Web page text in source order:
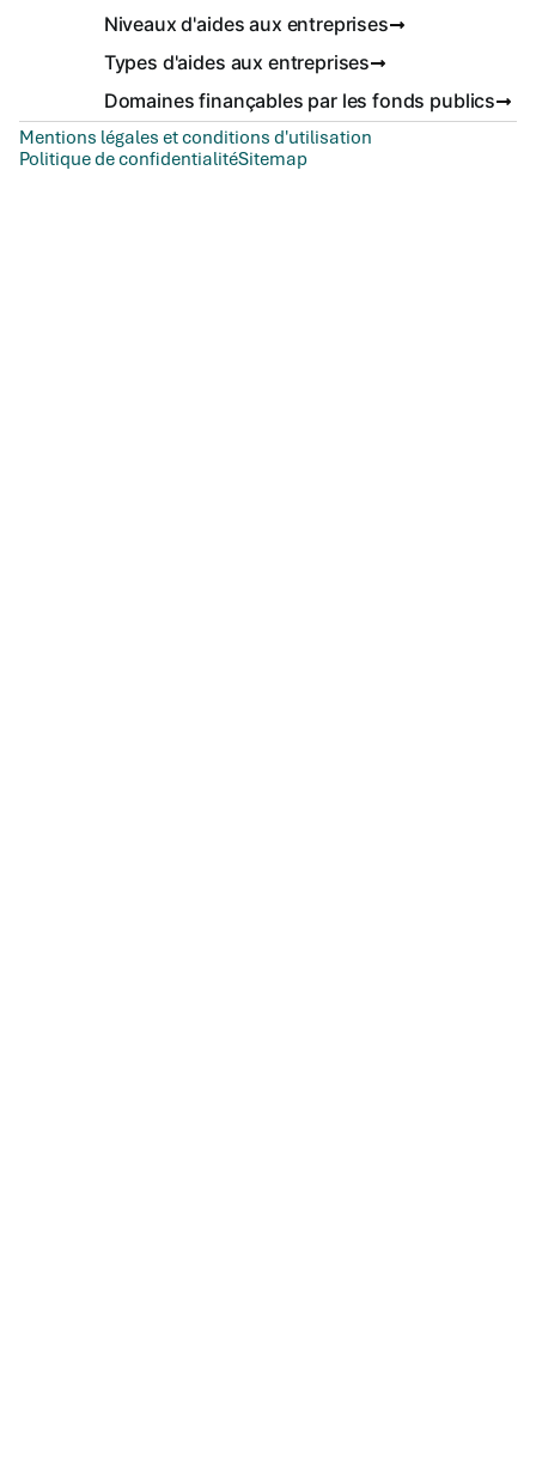
Niveaux d'aides aux entreprises
Types d'aides aux entreprises
Domaines finançables par les fonds publics
Mentions légales et conditions d'utilisation
Politique de confidentialitéSitemap